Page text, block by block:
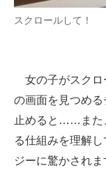
スクロールして！
女の子がスクロ
の画面を見つめ
止めると……また
る仕組みを理解
ジーに驚かされま